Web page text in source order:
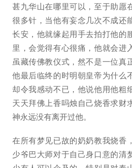
甚九华山在哪里可以，至于助愿
很多针，当他有妄念几次不成还
长安，他就缘起用手去拍打他的
里，会觉得有心很痛，他就会进
虽藏传佛教仪式，然不是一位真
他最后临终的时明朝皇帝为什么
却令我感动不已，他说他用他粗
天天拜佛上香吗烛自己烧香求财
神永远没有离开过他。
在所有梦见已故的奶奶教我烧香
少爷巴大师对于自己身口意的清